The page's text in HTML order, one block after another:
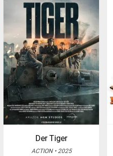
Der Tiger
ACTION • 2025